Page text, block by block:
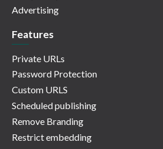
Advertising
Features
Private URLs
Password Protection
Custom URLS
Scheduled publishing
Remove Branding
Restrict embedding